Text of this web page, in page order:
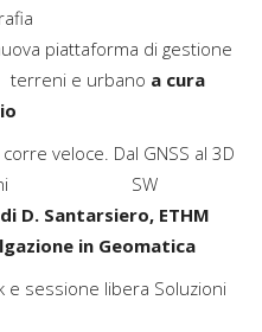
cartografia
piattaforma di gestione
e urbano a cura
veloce. Dal GNSS al 3D
soluzioni SW
D. Santarsiero, ETHM
in Geomatica
sessione libera Soluzioni